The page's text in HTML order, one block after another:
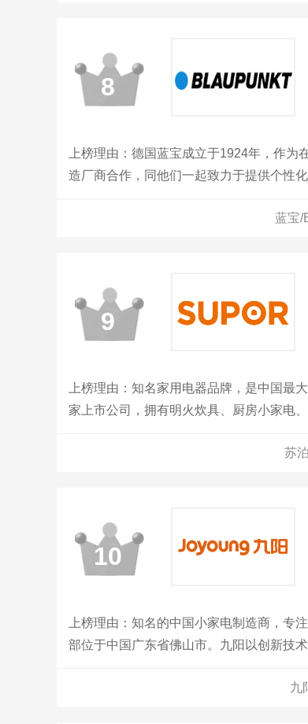
8
上榜理由：德国蓝宝成立于1924年，作
造厂商合作，同他们一起致力于提供个性
蓝宝/
9
上榜理由：知名家用电器品牌，是中国最
家上市公司，拥有明火炊具、厨房小家电
苏
10
上榜理由：知名的中国小家电制造商，专
部位于中国广东省佛山市。九阳以创新技
九